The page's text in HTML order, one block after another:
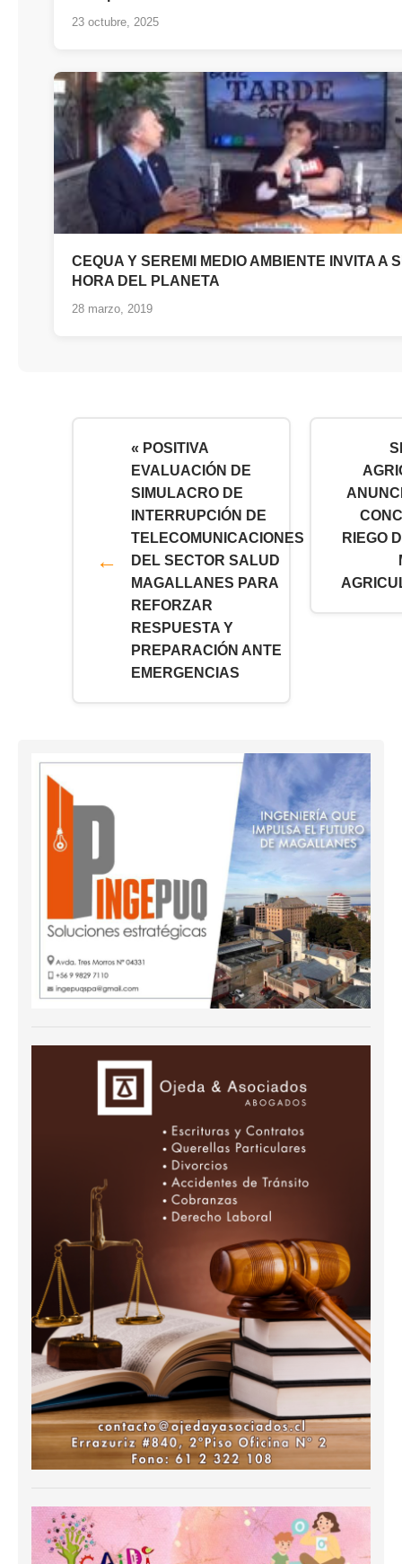
23 octubre, 2025
CEQUA Y SEREMI MEDIO AMBIENTE INVITA A
HORA DEL PLANETA
28 marzo, 2019
« POSITIVA
EVALUACIÓN DE
SIMULACRO DE
INTERRUPCIÓN DE
TELECOMUNICACIONES
DEL SECTOR SALUD
MAGALLANES PARA
REFORZAR
RESPUESTA Y
PREPARACIÓN ANTE
EMERGENCIAS
RIEGO